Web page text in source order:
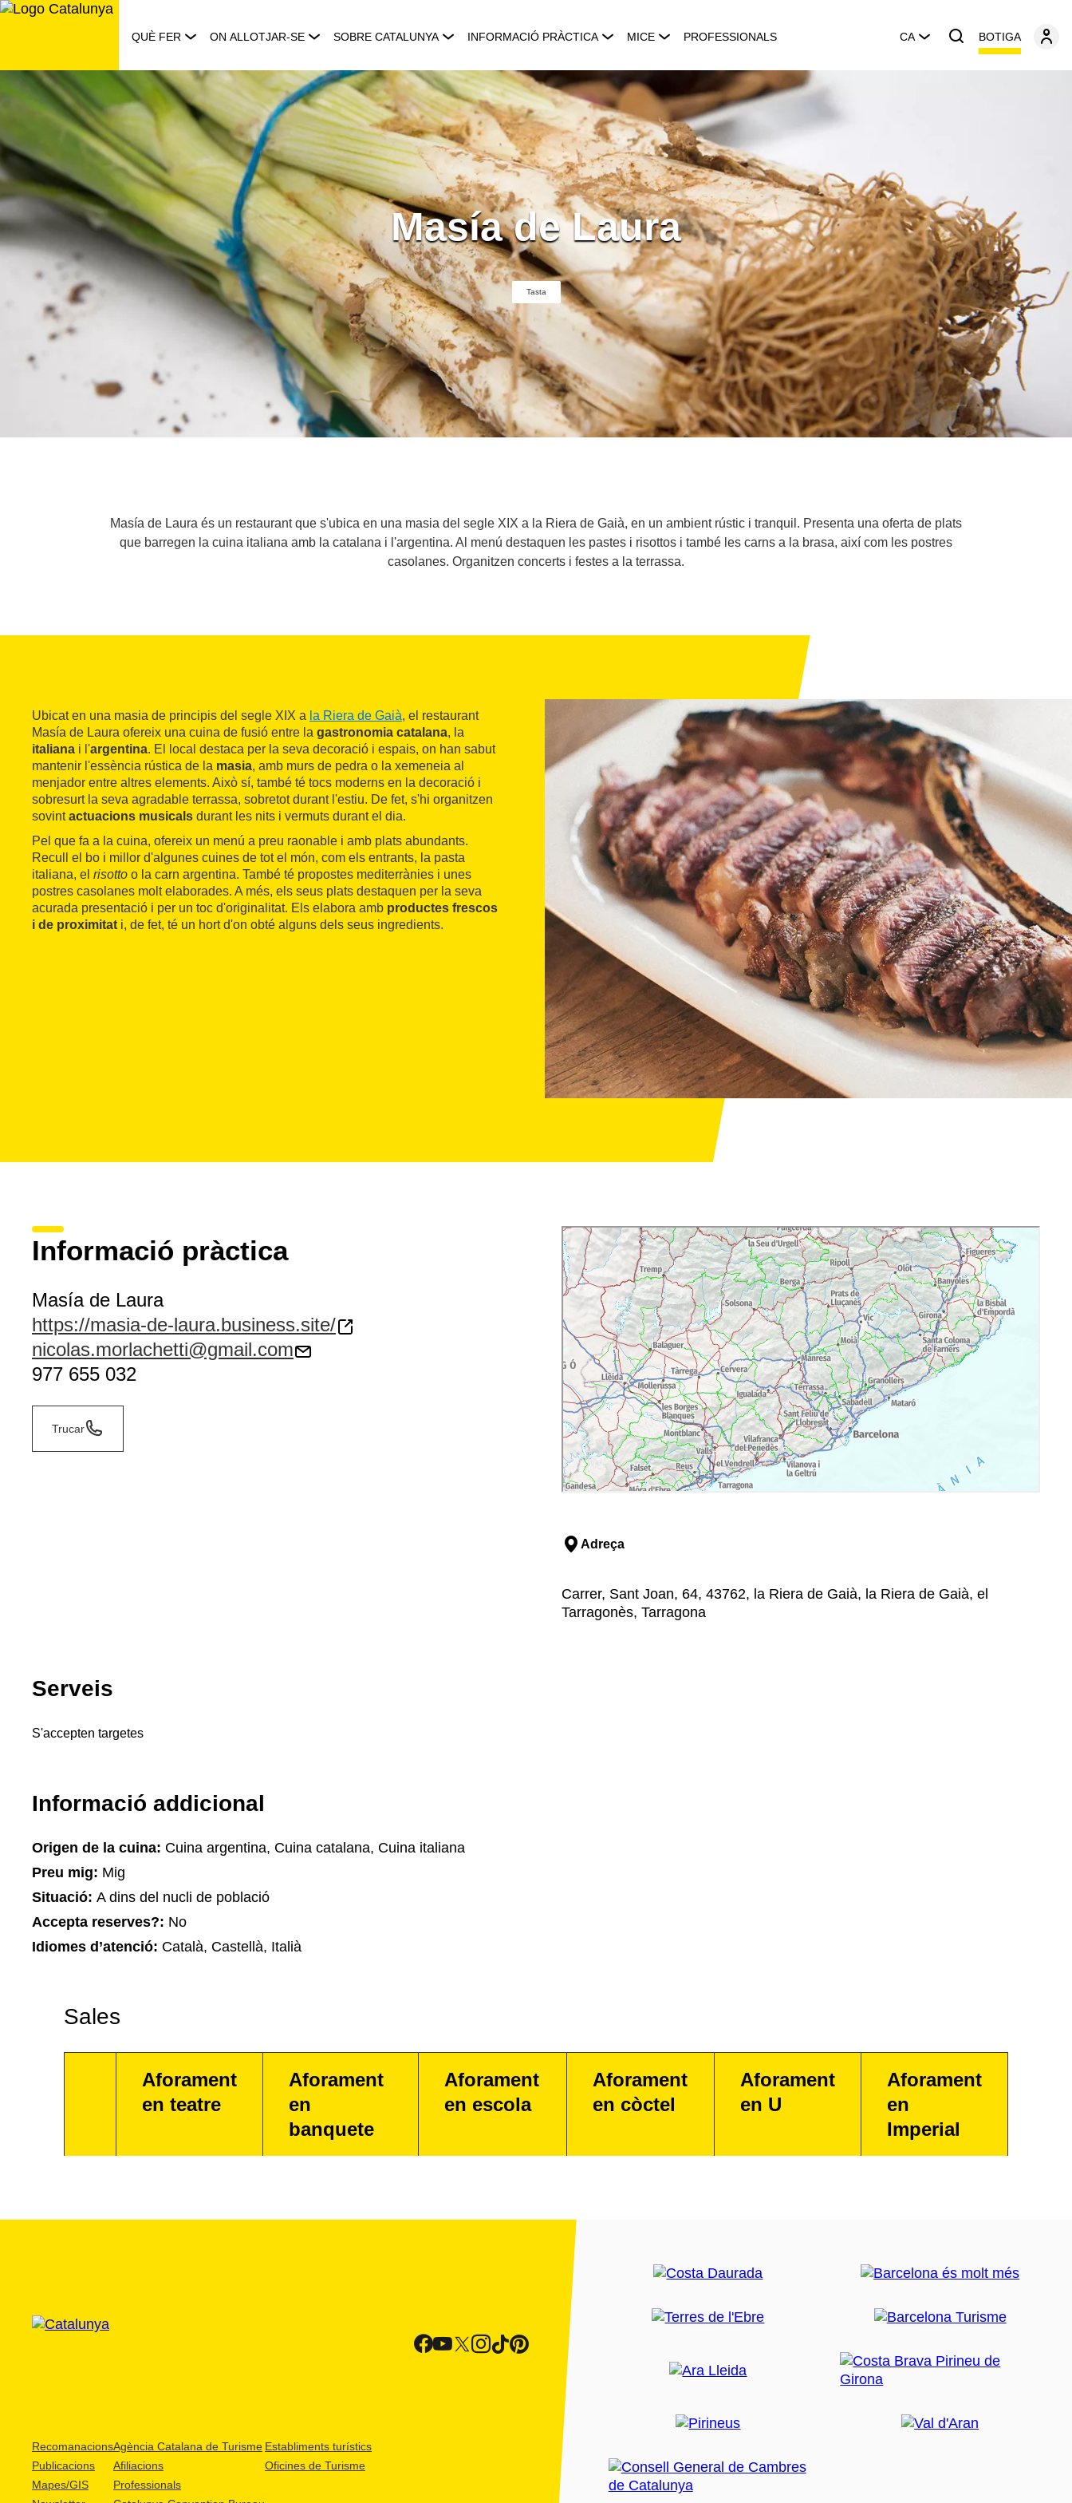
Saltar
QUÈ FER ON ALLOTJAR-SE SOBRE CATALUNYA INFORMACIÓ PRÀCTICA MICE PROFESSIONALS CA BOTIGA
Masía de Laura
Tasta
Masía de Laura és un restaurant que s'ubica en una masia del segle XIX a la Riera de Gaià, en un ambient rústic i tranquil. Presenta una oferta de plats
que barregen la cuina italiana amb la catalana i l'argentina. Al menú destaquen les pastes i risottos i també les carns a la brasa, així com les postres
casolanes. Organitzen concerts i festes a la terrassa.
Ubicat en una masia de principis del segle XIX a la Riera de Gaià, el restaurant
Masía de Laura ofereix una cuina de fusió entre la gastronomia catalana, la
italiana i l'argentina. El local destaca per la seva decoració i espais, on han sabut
mantenir l'essència rústica de la masia, amb murs de pedra o la xemeneia al
menjador entre altres elements. Això sí, també té tocs moderns en la decoració i
sobresurt la seva agradable terrassa, sobretot durant l'estiu. De fet, s'hi organitzen
sovintactuacions musicals durant les nits i vermuts durant el dia.
Pel que fa a la cuina, ofereix un menú a preu raonable i amb plats abundants.
Recull el bo i millor d'algunes cuines de tot el món, com els entrants, la pasta
italiana, el risotto o la carn argentina. També té propostes mediterrànies i unes
postres casolanes molt elaborades. A més, els seus plats destaquen per la seva
acurada presentació i per un toc d'originalitat. Els elabora amb productes frescos
i de proximitat i, de fet, té un hort d'on obté alguns dels seus ingredients.
Informació pràctica
Masía de Laura
https://masia-de-laura.business.site/
nicolas.morlachetti@gmail.com
977 655 032
Trucar
Adreça
Carrer, Sant Joan, 64, 43762, la Riera de Gaià, la Riera de Gaià, el
Tarragonès, Tarragona
Serveis
S'accepten targetes
Informació addicional
Origen de la cuina: Cuina argentina, Cuina catalana, Cuina italiana
Preu mig: Mig
Situació: A dins del nucli de població
Accepta reserves?: No
Idiomes d’atenció: Català, Castellà, Italià
Sales
Aforament
en teatre
Aforament
en
banquete
Aforament
en escola
Aforament
en còctel
Aforament
en U
Aforament
en
Imperial
Recomanacions
Publicacions
Mapes/GIS
Agència Catalana de Turisme
Afiliacions
Professionals
Establiments turístics
Oficines de Turisme